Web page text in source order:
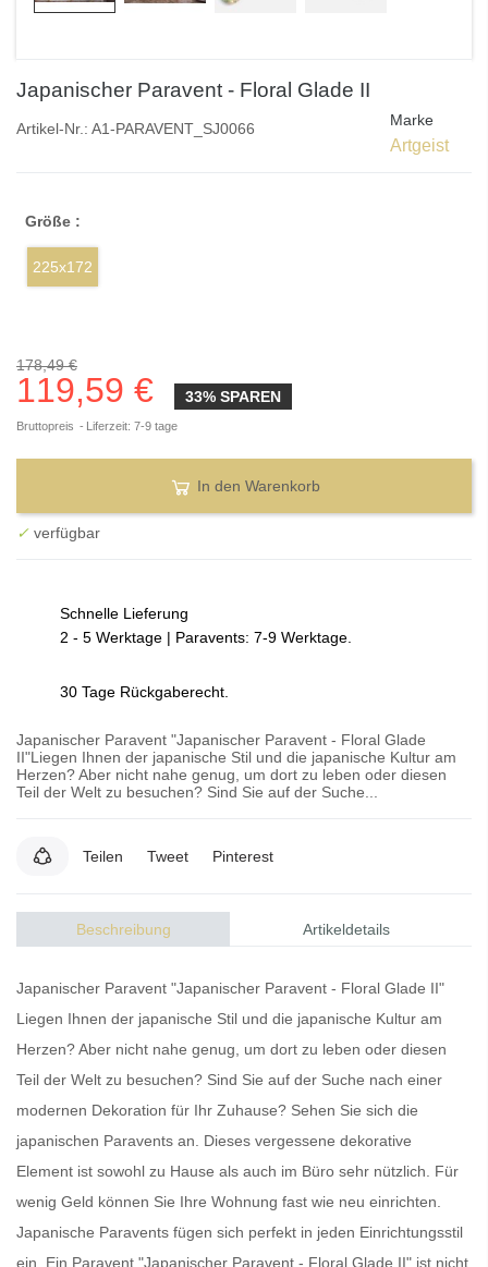
Japanischer Paravent - Floral Glade II
Artikel-Nr.: A1-PARAVENT_SJ0066 Marke
Artgeist
Größe :
225x172
178,49 €
119,59 € 33% SPAREN
Bruttopreis Liferzeit: 7-9 tage
In den Warenkorb
✓ verfügbar
Schnelle Lieferung
2 - 5 Werktage | Paravents: 7-9 Werktage.
30 Tage Rückgaberecht.
Japanischer Paravent "Japanischer Paravent - Floral Glade
II"Liegen Ihnen der japanische Stil und die japanische Kultur am
Herzen? Aber nicht nahe genug, um dort zu leben oder diesen
Teil der Welt zu besuchen? Sind Sie auf der Suche...
Teilen Tweet Pinterest
Beschreibung Artikeldetails
Japanischer Paravent "Japanischer Paravent - Floral Glade II"
Liegen Ihnen der japanische Stil und die japanische Kultur am
Herzen? Aber nicht nahe genug, um dort zu leben oder diesen
Teil der Welt zu besuchen? Sind Sie auf der Suche nach einer
modernen Dekoration für Ihr Zuhause? Sehen Sie sich die
japanischen Paravents an. Dieses vergessene dekorative
Element ist sowohl zu Hause als auch im Büro sehr nützlich. Für
wenig Geld können Sie Ihre Wohnung fast wie neu einrichten.
Japanische Paravents fügen sich perfekt in jeden Einrichtungsstil
ein. Ein Paravent "Japanischer Paravent - Floral Glade II" ist nicht